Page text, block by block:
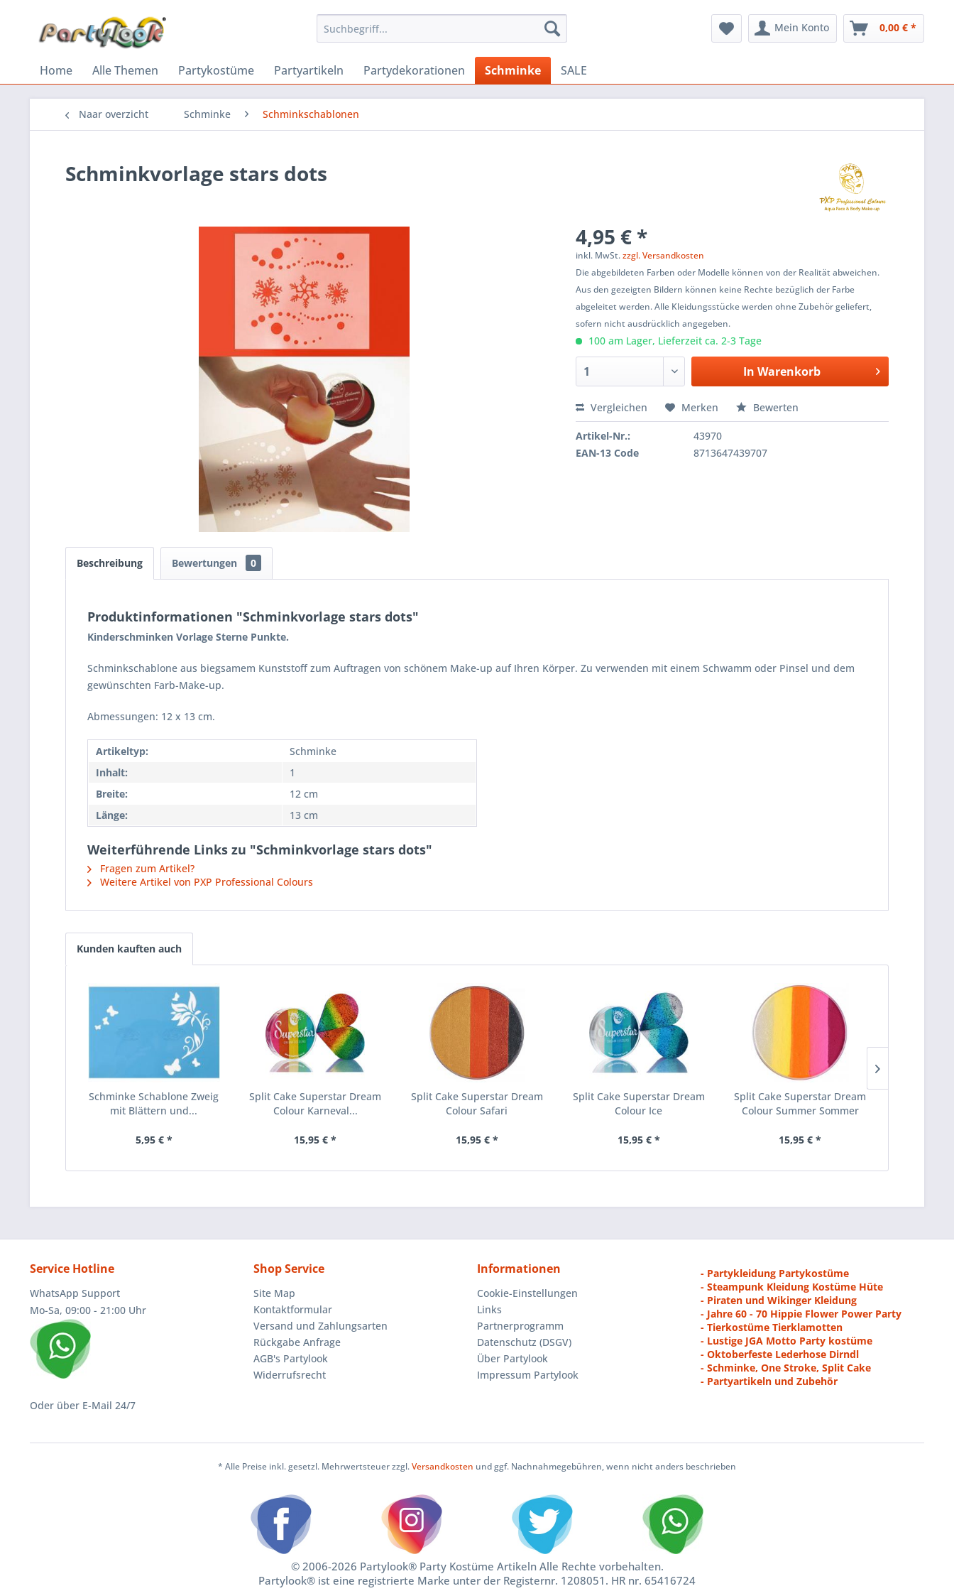
Mein Konto 0,00 € *
Home Alle Themen Partykostüme Partyartikeln Partydekorationen Schminke SALE
Naar overzicht Schminke Schminkschablonen
Schminkvorlage stars dots
4,95 € *
inkl. MwSt.zzgl. Versandkosten
Die abgebildeten Farben oder Modelle können von der Realität abweichen.
Aus den gezeigten Bildern können keine Rechte bezüglich der Farbe
abgeleitet werden. Alle Kleidungsstücke werden ohne Zubehör geliefert,
sofern nicht ausdrücklich angegeben.
100 am Lager, Lieferzeit ca. 2-3 Tage
In Warenkorb
Vergleichen Merken Bewerten
Artikel-Nr.:
43970
EAN-13 Code
8713647439707
Beschreibung Bewertungen 0
Produktinformationen "Schminkvorlage stars dots"
Kinderschminken Vorlage Sterne Punkte.
Schminkschablone aus biegsamem Kunststoff zum Auftragen von schönem Make-up auf Ihren Körper. Zu verwenden mit einem Schwamm oder Pinsel und dem
gewünschten Farb-Make-up.
Abmessungen: 12 x 13 cm.
Artikeltyp:
Schminke
Inhalt:
1
Breite:
12 cm
Länge:
13 cm
Weiterführende Links zu "Schminkvorlage stars dots"
Fragen zum Artikel?
Weitere Artikel von PXP Professional Colours
Kunden kauften auch
Schminke Schablone Zweig
mit Blättern und...
5,95 € *
Split Cake Superstar Dream
Colour Karneval...
15,95 € *
Split Cake Superstar Dream
Colour Safari
15,95 € *
Split Cake Superstar Dream
Colour Ice
15,95 € *
Split Cake Superstar Dream
Colour Summer Sommer
15,95 € *
Service Hotline
WhatsApp Support
Mo-Sa, 09:00 - 21:00 Uhr
Oder über E-Mail 24/7
Shop Service
Site Map
Kontaktformular
Versand und Zahlungsarten
Rückgabe Anfrage
AGB's Partylook
Widerrufsrecht
Informationen
Cookie-Einstellungen
Links
Partnerprogramm
Datenschutz (DSGV)
Über Partylook
Impressum Partylook
- Partykleidung Partykostüme
- Steampunk Kleidung Kostüme Hüte
- Piraten und Wikinger Kleidung
- Jahre 60 - 70 Hippie Flower Power Party
- Tierkostüme Tierklamotten
- Lustige JGA Motto Party kostüme
- Oktoberfeste Lederhose Dirndl
- Schminke, One Stroke, Split Cake
- Partyartikeln und Zubehör
* Alle Preise inkl. gesetzl. Mehrwertsteuer zzgl.Versandkosten und ggf. Nachnahmegebühren, wenn nicht anders beschrieben
© 2006-2026 Partylook® Party Kostüme Artikeln Alle Rechte vorbehalten.
Partylook® ist eine registrierte Marke unter der Registernr. 1208051. HR nr. 65416724